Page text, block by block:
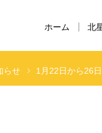
ホーム 北
らせ 1月22日から26